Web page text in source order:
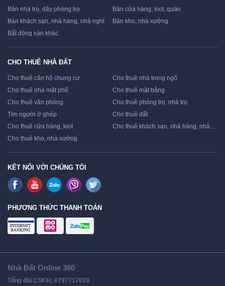
Bán nhà trọ, dãy phòng trọ
Bán cửa hàng, kiot, quán
Bán khách sạn, nhà hàng, nhà nghỉ
Bán kho, nhà xưởng
Bất động sản khác
CHO THUÊ NHÀ ĐẤT
Cho thuê căn hộ chung cư
Cho thuê nhà trong ngõ
Cho thuê nhà mặt phố
Cho thuê mặt bằng
Cho thuê văn phòng
Cho thuê phòng trọ, nhà trọ
Tìm người ở ghép
Cho thuê đất
Cho thuê cửa hàng, kiot
Cho thuê khách sạn, nhà hàng, nhà nghỉ
Cho thuê kho, nhà xưởng
KẾT NỐI VỚI CHÚNG TÔI
PHƯƠNG THỨC THANH TOÁN
Nhà Đất Online 360
Tổng đài CSKH: 0797717039